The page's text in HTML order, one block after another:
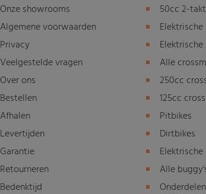
Onze showrooms
Algemene voorwaarden
Privacy
Veelgestelde vragen
Over ons
Bestellen
Afhalen
Levertijden
Garantie
Retourneren
Bedenktijd
50cc 2-
Alle
250cc
125cc
Pitbikes
Dirtbikes
Alle
Onderdelen